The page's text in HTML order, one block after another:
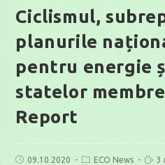
Ciclismul,
planurile
pentru energie
statelor membre
Report
Post09.10.2020
PostECO News 3